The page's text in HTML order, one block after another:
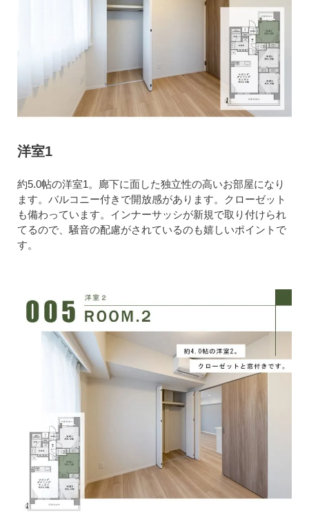
洋室1
約5.0帖の洋室1。廊下に面した独立性の高いお部屋になり
ます。バルコニー付きで開放感があります。クローゼット
も備わっています。インナーサッシが新規で取り付けられ
てるので、騒音の配慮がされているのも嬉しいポイントで
す。